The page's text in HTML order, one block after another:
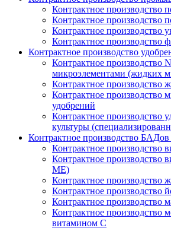
Контрактное производство
Контрактное производство
Контрактное производство
Контрактное производство
Контрактное производство
Контрактное производство
микроэлементами (жидких
Контрактное производство
Контрактное производство
удобрений
Контрактное производство
культуры
Контрактное производство БАДов
Контрактное производство
Контрактное производство
МЕ)
Контрактное производство
Контрактное производство
Контрактное производство
Контрактное производство
витамином С